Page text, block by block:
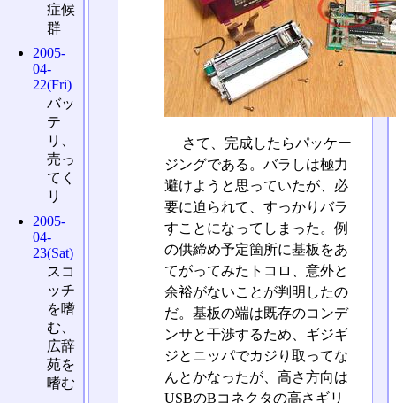
さて、完成したらパッケー
ジングである。バラしは極力
避けようと思っていたが、必
要に迫られて、すっかりバラ
すことになってしまった。例
の供締め予定箇所に基板をあ
てがってみたトコロ、意外と
余裕がないことが判明したの
だ。基板の端は既存のコンデ
ンサと干渉するため、ギジギ
ジとニッパでカジり取ってな
んとかなったが、高さ方向は
USBのBコネクタの高さギリ
症候
群
2005-
04-
22(Fri)
バッ
テ
リ、
売っ
てく
リ
2005-
04-
23(Sat)
スコ
ッチ
を嗜
む、
広辞
苑を
嗜む